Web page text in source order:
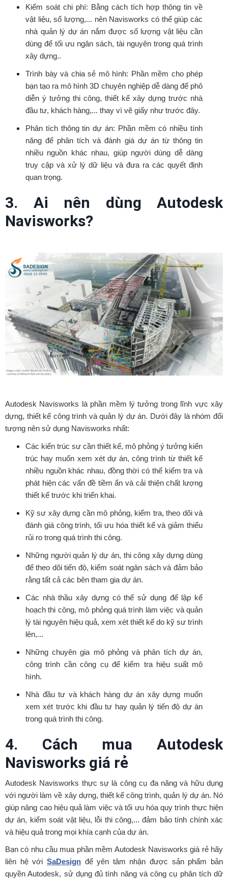
Kiểm soát chi phí: Bằng cách tích hợp thông tin về
vật liệu, số lượng,... nên Navisworks có thể giúp các
nhà quản lý dự án nắm được số lượng vật liệu cần
dùng để tối ưu ngân sách, tài nguyên trong quá trình
xây dựng..
Trình bày và chia sẻ mô hình: Phần mềm cho phép
bạn tạo ra mô hình 3D chuyên nghiệp dễ dàng để phô
diễn ý tưởng thi công, thiết kế xây dựng trước nhà
đầu tư, khách hàng,... thay vì vẽ giấy như trước đây.
Phân tích thông tin dự án: Phần mềm có nhiều tính
năng để phân tích và đánh giá dự án từ thông tin
nhiều nguồn khác nhau, giúp người dùng dễ dàng
truy cập và xử lý dữ liệu và đưa ra các quyết định
quan trọng.
3. Ai nên dùng Autodesk
Navisworks?
Autodesk Navisworks là phần mềm lý tưởng trong lĩnh vực xây
dựng, thiết kế công trình và quản lý dự án. Dưới đây là nhóm đối
tượng nên sử dụng Navisworks nhất:
Các kiến trúc sư cần thiết kế, mô phỏng ý tưởng kiến
trúc hay muốn xem xét dự án, công trình từ thiết kế
nhiều nguồn khác nhau, đồng thời có thể kiểm tra và
phát hiện các vấn đề tiềm ẩn và cải thiện chất lượng
thiết kế trước khi triển khai.
Kỹ sư xây dựng cần mô phỏng, kiểm tra, theo dõi và
đánh giá công trình, tối ưu hóa thiết kế và giảm thiểu
rủi ro trong quá trình thi công.
Những người quản lý dự án, thi công xây dựng dùng
để theo dõi tiến độ, kiểm soát ngân sách và đảm bảo
rằng tất cả các bên tham gia dự án.
Các nhà thầu xây dựng có thể sử dụng để lập kế
hoạch thi công, mô phỏng quá trình làm việc và quản
lý tài nguyên hiệu quả, xem xét thiết kế do kỹ sư trình
lên,...
Những chuyên gia mô phỏng và phân tích dự án,
công trình cần công cụ để kiểm tra hiệu suất mô
hình.
Nhà đầu tư và khách hàng dự án xây dựng muốn
xem xét trước khi đầu tư hay quản lý tiến độ dự án
trong quá trình thi công.
4. Cách mua Autodesk
Navisworks giá rẻ
Autodesk Navisworks thực sự là công cụ đa năng và hữu dụng
với người làm về xây dựng, thiết kế công trình, quản lý dự án. Nó
giúp nâng cao hiệu quả làm việc và tối ưu hóa quy trình thực hiện
dự án, kiểm soát vật liệu, lỗi thi công,... đảm bảo tính chính xác
và hiệu quả trong mọi khía cạnh của dự án.
Bạn có nhu cầu mua phần mềm Autodesk Navisworks giá rẻ hãy
liên hệ với SaDesignđể yên tâm nhận được sản phẩm bản
quyền Autodesk, sử dụng đủ tính năng và công cụ phân tích dữ